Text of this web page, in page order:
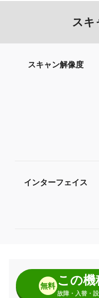
スキ
スキャン解像度
インターフェイス
無料 この機
故障・入替・